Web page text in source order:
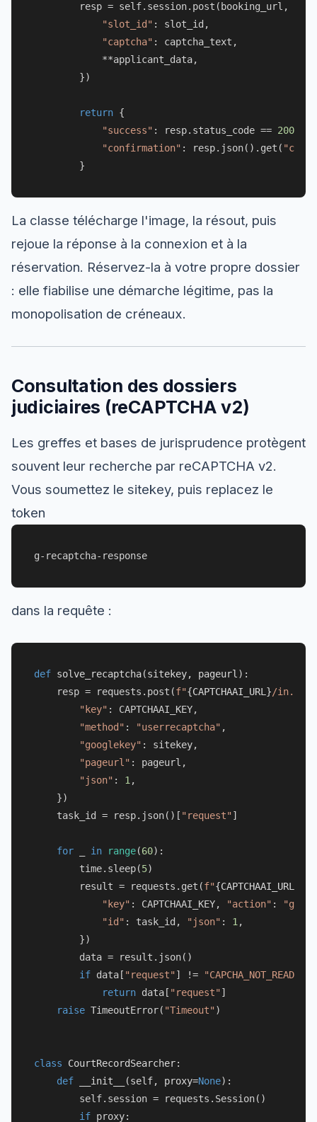
resp = self.session.post(booking_url,
"slot_id" : slot_id,
"captcha" : captcha_text,
            **applicant_data,
        })
return {
"success" : resp.status_code == 200
"confirmation" : resp.json().get(
La classe télécharge l'image, la résout, puis
rejoue la réponse à la connexion et à la
réservation. Réservez-la à votre propre dossier
: elle fiabilise une démarche légitime, pas la
monopolisation de créneaux.
Consultation des dossiers
judiciaires (reCAPTCHA v2)
Les greffes et bases de jurisprudence protègent
souvent leur recherche par reCAPTCHA v2.
Vous soumettez le sitekey, puis replacez le
token
g-recaptcha-response
dans la requête :
def solve_recaptcha(sitekey, pageurl):
    resp = requests.post(
f"{CAPTCHAAI_URL}/in.php"
"key" : CAPTCHAAI_KEY,
"method" : "userrecaptcha" ,
"googlekey" : sitekey,
"pageurl" : pageurl,
"json" : 1,
    })
    task_id = resp.json()[
"request" ]
for in range(60):
        time.sleep(
5)
        result = requests.get(
f"{CAPTCHAAI_URL}
"key" : CAPTCHAAI_KEY, "action" : "get"
"id" : task_id, "json" : 1,
        })
        data = result.json()
if data[ "request" ] != "CAPCHA_NOT_READY"
return data[ "request" ]
raise TimeoutError( "Timeout" )
class CourtRecordSearcher:
def
__init__ (self, proxy=None):
        self.session = requests.Session()
if proxy: